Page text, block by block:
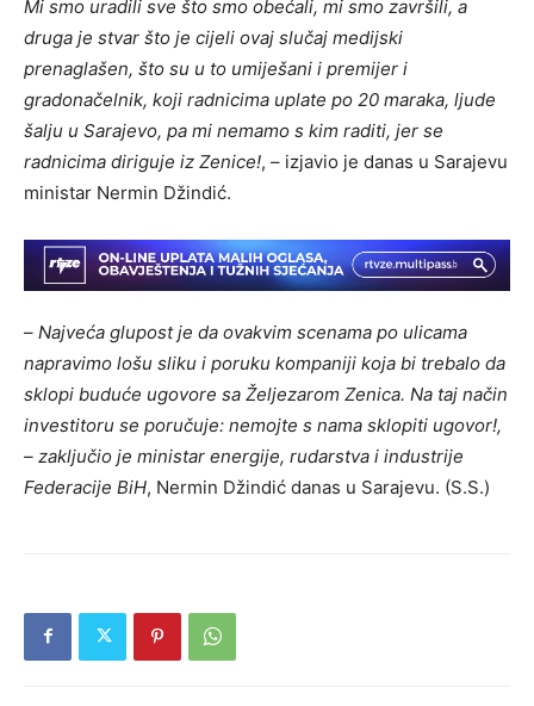
Mi smo uradili sve što smo obećali, mi smo završili, a
druga je stvar što je cijeli ovaj slučaj medijski
prenaglašen, što su u to umiješani i premijer i
gradonačelnik, koji radnicima uplate po 20 maraka, ljude
šalju u Sarajevo, pa mi nemamo s kim raditi, jer se
radnicima diriguje iz Zenice!, – izjavio je danas u Sarajevu
ministar Nermin Džindić.
– Najveća glupost je da ovakvim scenama po ulicama
napravimo lošu sliku i poruku kompaniji koja bi trebalo da
sklopi buduće ugovore sa Željezarom Zenica. Na taj način
investitoru se poručuje: nemojte s nama sklopiti ugovor!,
– zaključio je ministar energije, rudarstva i industrije
Federacije BiH, Nermin Džindić danas u Sarajevu. (S.S.)